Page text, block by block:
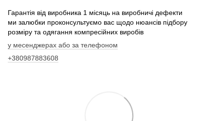
Гарантія від виробника 1 місяць на виробничі дефекти
ми залюбки проконсультуємо вас щодо нюансів підбору
розміру та одягання компресійних виробів
у месенджерах або за телефоном
+380987883608